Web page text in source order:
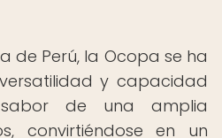
de Perú, la Ocopa se ha
y capacidad
de una amplia
convirtiéndose en un